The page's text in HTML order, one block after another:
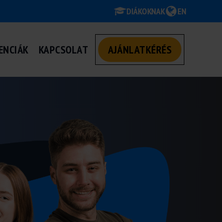
DIÁKOKNAK EN
KAPCSOLAT AJÁNLATKÉRÉS